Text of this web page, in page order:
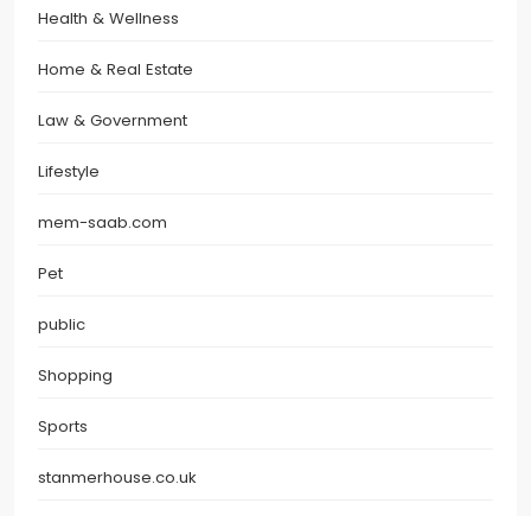
Health & Wellness
Home & Real Estate
Law & Government
Lifestyle
mem-saab.com
Pet
public
Shopping
Sports
stanmerhouse.co.uk